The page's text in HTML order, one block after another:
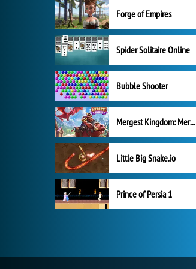
Forge of Empires
Spider Solitaire Online
Bubble Shooter
Mergest Kingdom: Merge Puzzle
Little Big Snake.io
Prince of Persia 1